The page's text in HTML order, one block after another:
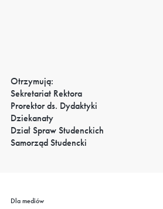
Otrzymują:
Sekretariat Rektora
Prorektor ds. Dydaktyki
Dziekanaty
Dział Spraw Studenckich
Samorząd Studencki
Dla mediów